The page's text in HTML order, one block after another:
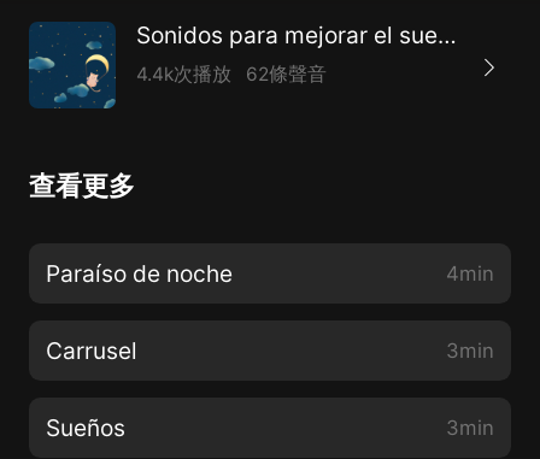
Sonidos para mejorar el sueño y aliviar la ansiedad y la depresión
4.4k次播放 62條聲音
查看更多
Paraíso de noche 4min
Carrusel 3min
Sueños 3min